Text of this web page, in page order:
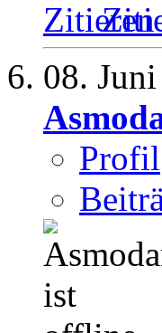
08.
Profil